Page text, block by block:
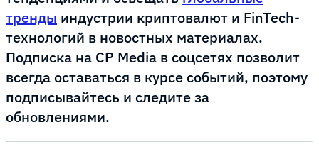
тренды индустрии криптовалют и FinTech-
технологий в новостных материалах.
Подписка на CP Media в соцсетях позволит
всегда оставаться в курсе событий, поэтому
подписывайтесь и следите за
обновлениями.